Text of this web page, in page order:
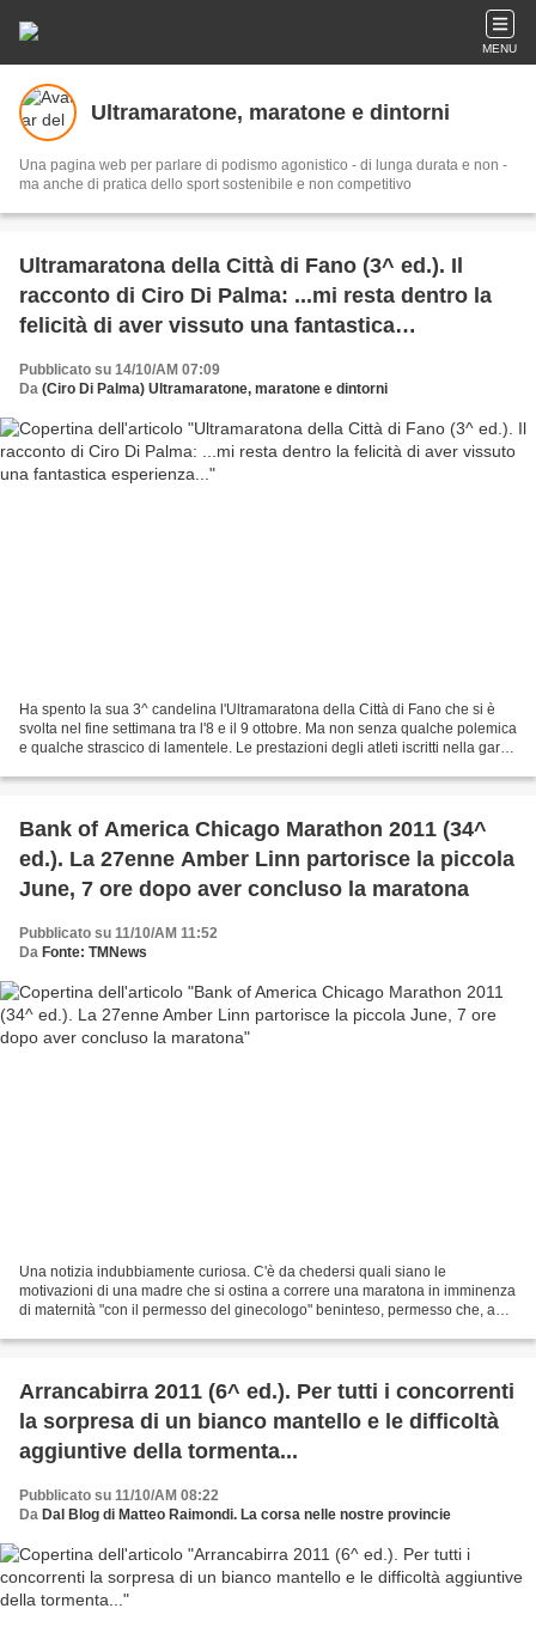
MENU
Ultramaratone, maratone e dintorni
Una pagina web per parlare di podismo agonistico - di lunga durata e non -
ma anche di pratica dello sport sostenibile e non competitivo
Ultramaratona della Città di Fano (3^ ed.). Il
racconto di Ciro Di Palma: ...mi resta dentro la
felicità di aver vissuto una fantastica
Pubblicato su 14/10/AM 07:09
Da (Ciro Di Palma) Ultramaratone, maratone e dintorni
Ha spento la sua 3^ candelina l'Ultramaratona della Città di Fano che si è
svolta nel fine settimana tra l'8 e il 9 ottobre. Ma non senza qualche polemica
e qualche strascico di lamentele. Le prestazioni degli atleti iscritti nella gara
Bank of America Chicago Marathon 2011 (34^
ed.). La 27enne Amber Linn partorisce la piccola
June, 7 ore dopo aver concluso la maratona
Pubblicato su 11/10/AM 11:52
Da Fonte: TMNews
Una notizia indubbiamente curiosa. C'è da chedersi quali siano le
motivazioni di una madre che si ostina a correre una maratona in imminenza
di maternità "con il permesso del ginecologo" beninteso, permesso che, a
Arrancabirra 2011 (6^ ed.). Per tutti i concorrenti
la sorpresa di un bianco mantello e le difficoltà
aggiuntive della tormenta...
Pubblicato su 11/10/AM 08:22
Da Dal Blog di Matteo Raimondi. La corsa nelle nostre provincie